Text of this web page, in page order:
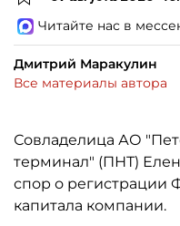
Читайте нас в
Дмитрий Маракулин
Все материалы автора
Совладелица АО
терминал" (ПНТ)
спор о регистрации
капитала компании.